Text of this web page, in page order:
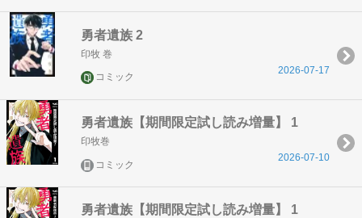
勇者遺族 2
印牧 巻
コミック
2026-07-17
勇者遺族【期間限定試し読み増量】 1
印牧巻
コミック
2026-07-10
勇者遺族【期間限定試し読み増量】 1